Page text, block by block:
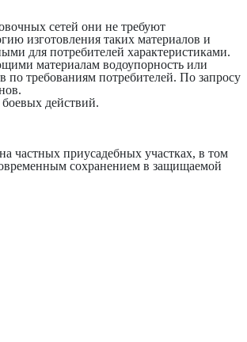
сетей они не требуют
изготовления таких материалов и
для потребителей характеристиками.
материалам водоупорность или
по требованиям потребителей. По запросу
действий.
частных приусадебных участках, в том
сохранением в защищаемой